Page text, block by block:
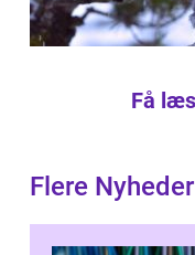
Få
Flere Nyheder